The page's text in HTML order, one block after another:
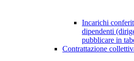
Incarichi
dipendenti
pubblicare in
Contrattazione